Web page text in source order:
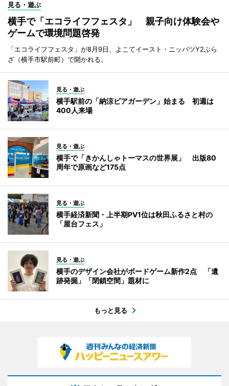
見る・遊ぶ
横手で「エコライフフェスタ」 親子向け体験会や
ゲームで環境問題啓発
「エコライフフェスタ」が8月9日、よこてイースト・ニッパツY2ぷら
ざ（横手市駅前町）で開かれる。
見る・遊ぶ
横手駅前の「納涼ビアガーデン」始まる 初週は
400人来場
見る・遊ぶ
横手で「きかんしゃトーマスの世界展」 出版80
周年で原画など175点
見る・遊ぶ
横手経済新聞・上半期PV1位は秋田ふるさと村の
「屋台フェス」
見る・遊ぶ
横手のデザイン会社がボードゲーム新作2点 「遺
跡発掘」「閉鎖空間」題材に
もっと見る